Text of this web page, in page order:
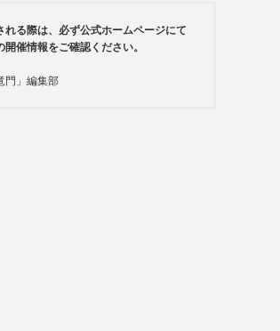
れる際は、必ず公式ホームページにて
開催情報をご確認ください。
門」編集部